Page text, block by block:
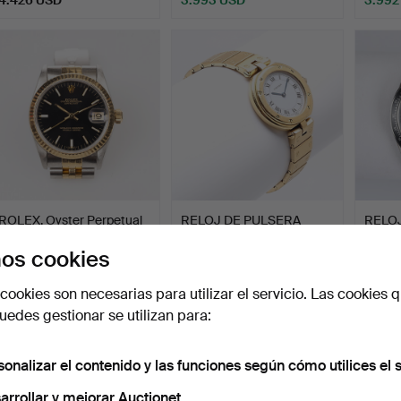
Oyster Perpetual
30 nov 2025
USD
RELOJ DE PULSERA
3.677 USD 3.572
cookies
son necesarias para utilizar el servicio. Las cookies
gestionar se utilizan para:
el contenido y las funciones según cómo utilices el